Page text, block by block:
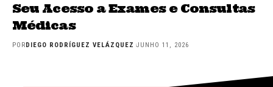
Seu Acesso a Exames e Consultas
Médicas
POR DIEGO RODRÍGUEZ VELÁZQUEZ JUNHO 11, 2026